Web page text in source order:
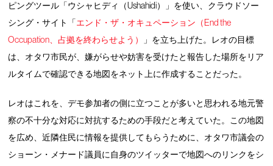
ピングツール「ウシャヒディ（Ushahidi）」を使い、クラウドソー
シング・サイト「エンド・ザ・オキュペーション（End the
Occupation、占拠を終わらせよう）
」を立ち上げた。レオの目標
は、オタワ市民が、嫌がらせや妨害を受けたと報告した場所をリア
ルタイムで確認できる地図をネット上に作成することだった。
レオはこれを、デモ参加者の側に立つことが多いと思われる地元警
察の不十分な対応に対抗するための手段だと考えていた。この地図
を広め、近隣住民に情報を提供してもらうために、オタワ市議会の
ショーン・メナード議員に自身のツイッターで地図へのリンクをシ